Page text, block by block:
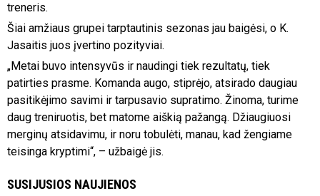
treneris.
Šiai amžiaus grupei tarptautinis sezonas jau baigėsi, o K.
Jasaitis juos įvertino pozityviai.
„Metai buvo intensyvūs ir naudingi tiek rezultatų, tiek
patirties prasme. Komanda augo, stiprėjo, atsirado daugiau
pasitikėjimo savimi ir tarpusavio supratimo. Žinoma, turime
daug treniruotis, bet matome aiškią pažangą. Džiaugiuosi
merginų atsidavimu, ir noru tobulėti, manau, kad žengiame
teisinga kryptimi“, – užbaigė jis.
SUSIJUSIOS NAUJIENOS